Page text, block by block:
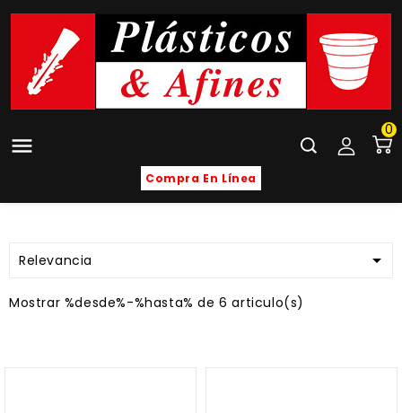

0
Compra En Línea
Relevancia 
Mostrar %desde%-%hasta% de 6 articulo(s)